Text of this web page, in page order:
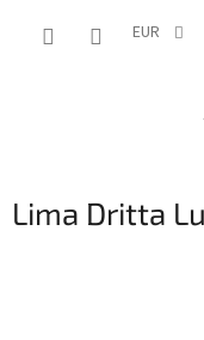
EUR
Lima Dritta